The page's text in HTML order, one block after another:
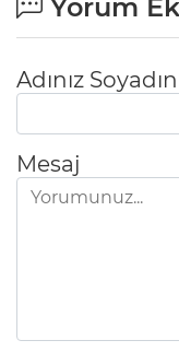
Yorum
Adınız
Mesaj